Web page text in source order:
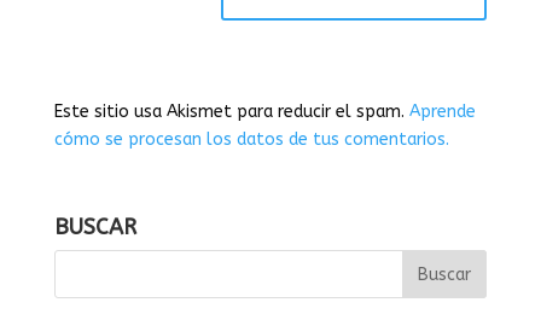
Este sitio usa Akismet para reducir el spam. Aprende
cómo se procesan los datos de tus comentarios.
BUSCAR